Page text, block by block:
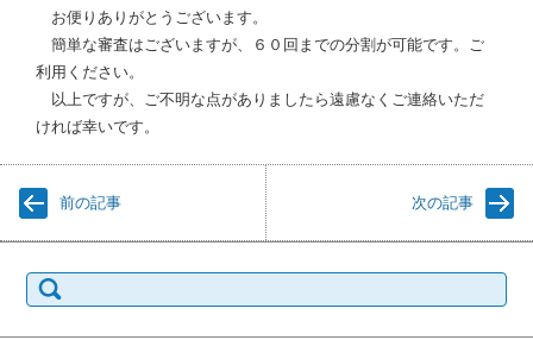
お便りありがとうございます。
簡単な審査はございますが、６０回までの分割が可能です。ご
利用ください。
以上ですが、ご不明な点がありましたら遠慮なくご連絡いただ
ければ幸いです。
前の記事 次の記事
検
索: